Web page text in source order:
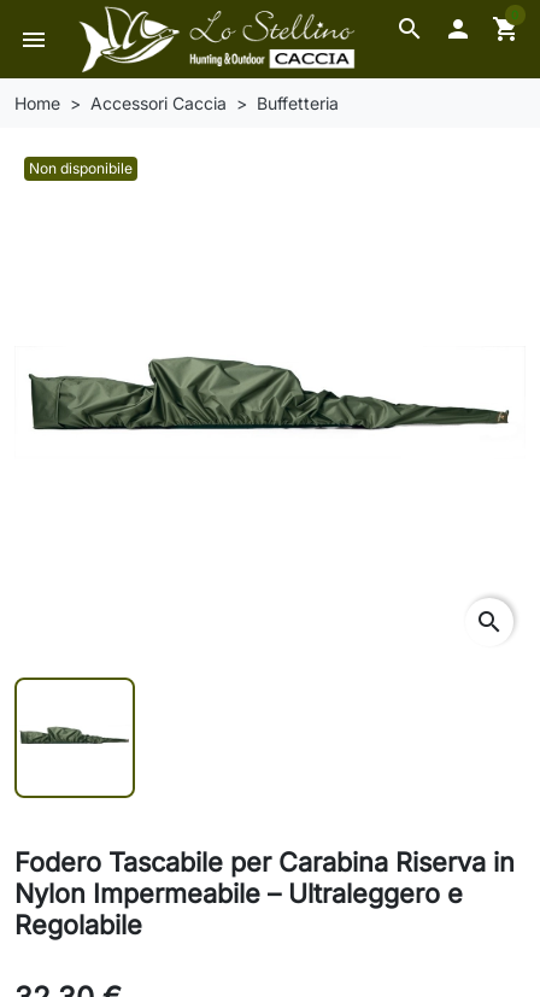
search
menu  shopping_cart
0
Home Accessori Caccia Buffetteria
Non disponibile
search
Fodero Tascabile per Carabina Riserva in
Nylon Impermeabile – Ultraleggero e
Regolabile